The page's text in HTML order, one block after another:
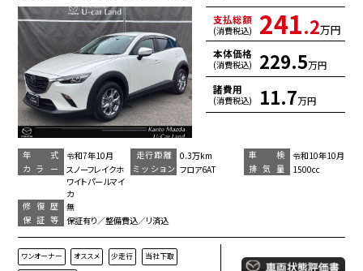
支払総額
(消費税込) 241.2万円
本体価格
(消費税込) 229.5万円
諸費用
(消費税込) 11.7万円
年 式 令和7年10月 走行距離 0.3万km 車 検
令和10年10月
カラー
スノーフレイクホ
ワイトパールマイ
カ
ミッション フロア6AT 排気量 1500cc
修復歴
無
保証等
保証有り／整備費込／リ済込
ワンオーナー オススメ 少走行 当社下取